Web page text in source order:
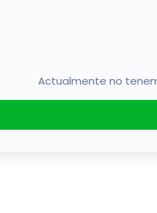
Actualmente no